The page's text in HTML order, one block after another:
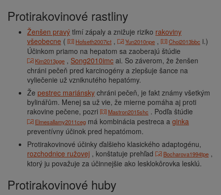
protirakovinové rastliny
Ženšen pravý tlmí zápaly a znižuje riziko rakoviny
všeobecne ( Hofseth2007ict , Yun2010npe , Choi2013bbc i.)
Účinkom priamo na hepatom sa zaoberajú štúdie
Kim2013pge , Song2010imc ai. So záverom, že ženšen
chráni pečeň pred karcinogény a zlepšuje šance na
vyliečenie už vzniknutého hepatómy.
Že pestrec mariánsky chráni pečeň, je fakt známy všetkým
bylinářům. Menej sa už vie, že mierne pomáha aj proti
rakovine pečene, pozri
Mastron2015shc . Podľa štúdie
Elmesallamy2011ceg má kombinácia pestreca a ginka
preventívny účinok pred hepatómom.
Protirakovinové účinky ďalšieho klasického adaptogénu,
rozchodnice ružovej , konštatuje prehľad Bocharova1994tpe ,
ktorý ju považuje za účinnejšie ako lesklokôrovka lesklú.
protirakovinové huby